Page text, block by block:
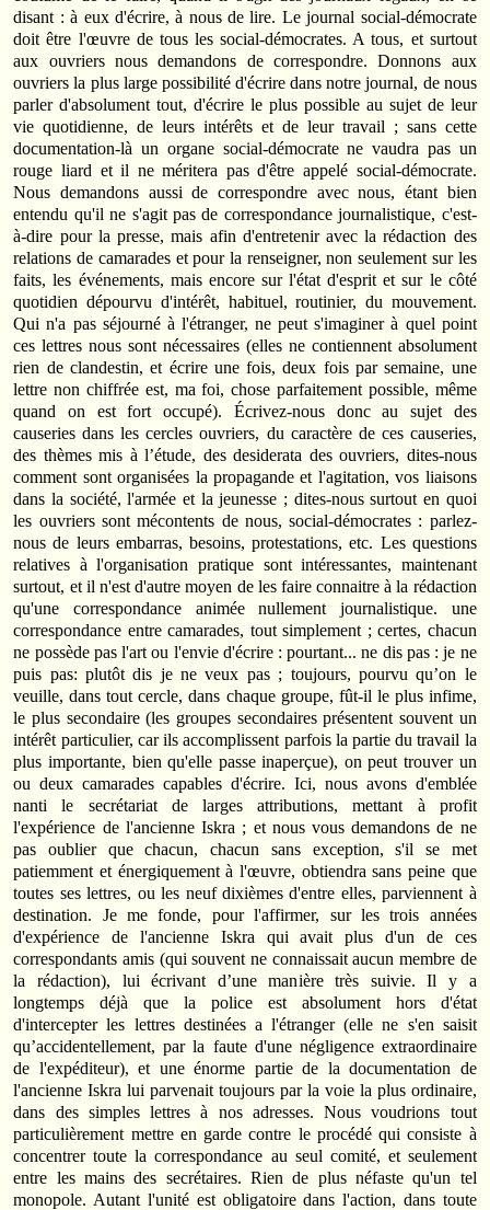
disant : à eux d'écrire, à nous de lire. Le journal social-démocrate
doit être l'œuvre de tous les social-démocrates. A tous, et surtout
aux ouvriers nous demandons de correspondre. Donnons aux
ouvriers la plus large possibilité d'écrire dans notre journal, de nous
parler d'absolument tout, d'écrire le plus possible au sujet de leur
vie quotidienne, de leurs intérêts et de leur travail ; sans cette
documentation-là un organe social-démocrate ne vaudra pas un
rouge liard et il ne méritera pas d'être appelé social-démocrate.
Nous demandons aussi de correspondre avec nous, étant bien
entendu qu'il ne s'agit pas de correspondance journalistique, c'est-
à-dire pour la presse, mais afin d'entretenir avec la rédaction des
relations de camarades et pour la renseigner, non seulement sur les
faits, les événements, mais encore sur l'état d'esprit et sur le côté
quotidien dépourvu d'intérêt, habituel, routinier, du mouvement.
Qui n'a pas séjourné à l'étranger, ne peut s'imaginer à quel point
ces lettres nous sont nécessaires (elles ne contiennent absolument
rien de clandestin, et écrire une fois, deux fois par semaine, une
lettre non chiffrée est, ma foi, chose parfaitement possible, même
quand on est fort occupé). Écrivez-nous donc au sujet des
causeries dans les cercles ouvriers, du caractère de ces causeries,
des thèmes mis à l’étude, des desiderata des ouvriers, dites-nous
comment sont organisées la propagande et l'agitation, vos liaisons
dans la société, l'armée et la jeunesse ; dites-nous surtout en quoi
les ouvriers sont mécontents de nous, social-démocrates : parlez-
nous de leurs embarras, besoins, protestations, etc. Les questions
relatives à l'organisation pratique sont intéressantes, maintenant
surtout, et il n'est d'autre moyen de les faire connaitre à la rédaction
qu'une correspondance animée nullement journalistique. une
correspondance entre camarades, tout simplement ; certes, chacun
ne possède pas l'art ou l'envie d'écrire : pourtant... ne dis pas : je ne
puis pas: plutôt dis je ne veux pas ; toujours, pourvu qu’on le
veuille, dans tout cercle, dans chaque groupe, fût-il le plus infime,
le plus secondaire (les groupes secondaires présentent souvent un
intérêt particulier, car ils accomplissent parfois la partie du travail la
plus importante, bien qu'elle passe inaperçue), on peut trouver un
ou deux camarades capables d'écrire. Ici, nous avons d'emblée
nanti le secrétariat de larges attributions, mettant à profit
l'expérience de l'ancienne Iskra ; et nous vous demandons de ne
pas oublier que chacun, chacun sans exception, s'il se met
patiemment et énergiquement à l'œuvre, obtiendra sans peine que
toutes ses lettres, ou les neuf dixièmes d'entre elles, parviennent à
destination. Je me fonde, pour l'affirmer, sur les trois années
d'expérience de l'ancienne Iskra qui avait plus d'un de ces
correspondants amis (qui souvent ne connaissait aucun membre de
la rédaction), lui écrivant d’une manière très suivie. Il y a
longtemps déjà que la police est absolument hors d'état
d'intercepter les lettres destinées a l'étranger (elle ne s'en saisit
qu’accidentellement, par la faute d'une négligence extraordinaire
de l'expéditeur), et une énorme partie de la documentation de
l'ancienne Iskra lui parvenait toujours par la voie la plus ordinaire,
dans des simples lettres à nos adresses. Nous voudrions tout
particulièrement mettre en garde contre le procédé qui consiste à
concentrer toute la correspondance au seul comité, et seulement
entre les mains des secrétaires. Rien de plus néfaste qu'un tel
monopole. Autant l'unité est obligatoire dans l'action, dans toute